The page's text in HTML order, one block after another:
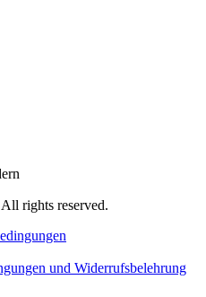
rights reserved.
und Widerrufsbelehrung